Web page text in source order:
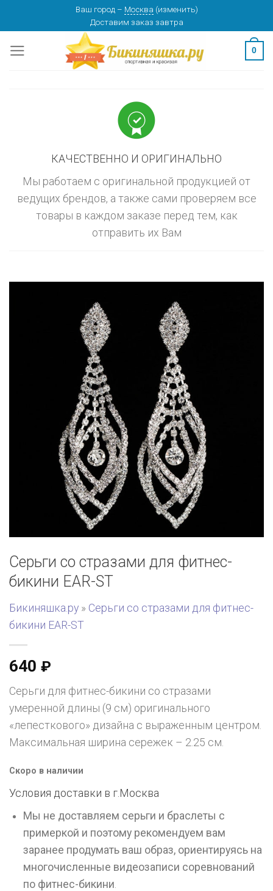
content
Ваш город – Москва (изменить)
Доставим заказ завтра
0
КАЧЕСТВЕННО И ОРИГИНАЛЬНО
Мы работаем с оригинальной продукцией от
ведущих брендов, а также сами проверяем все
товары в каждом заказе перед тем, как
отправить их Вам
Серьги со стразами для фитнес-
бикини EAR-ST
Бикиняшка.ру » Серьги со стразами для фитнес-
бикини EAR-ST
640 ₽
Серьги для фитнес-бикини со стразами
умеренной длины (9 см) оригинального
«лепесткового» дизайна с выраженным центром.
Максимальная ширина сережек – 2.25 см.
Скоро в наличии
изменить
Условия доставки в г. Москва
Мы не доставляем серьги и браслеты с
примеркой и поэтому рекомендуем вам
заранее продумать ваш образ, ориентируясь на
многочисленные видеозаписи соревнований
по фитнес-бикини